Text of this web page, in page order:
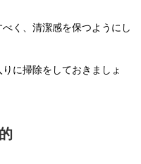
く、清潔感を保つようにし
に掃除をしておきましょ